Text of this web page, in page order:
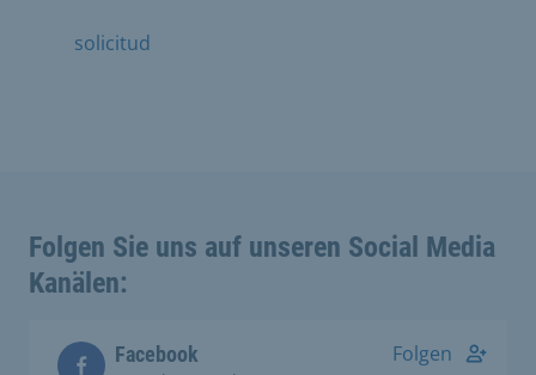
solicitud
Folgen Sie uns auf unseren Social Media
Kanälen:
Facebook Folgen